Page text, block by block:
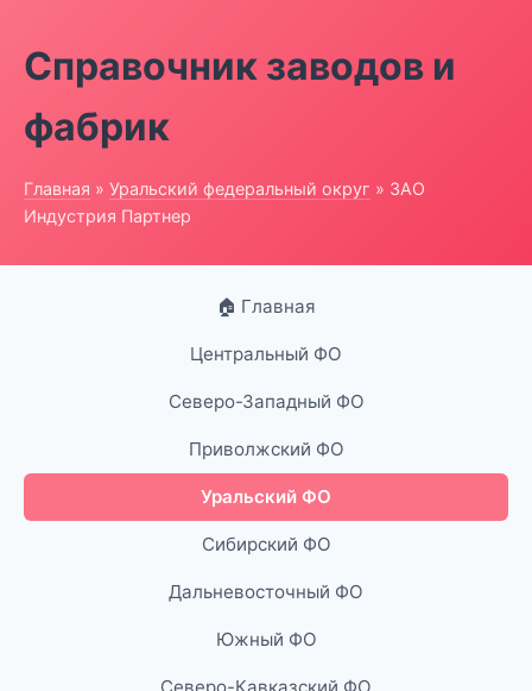
Справочник заводов и
фабрик
Главная » Уральский федеральный округ » ЗАО
Индустрия Партнер
🏠 Главная
Центральный ФО
Северо-Западный ФО
Приволжский ФО
Уральский ФО
Сибирский ФО
Дальневосточный ФО
Южный ФО